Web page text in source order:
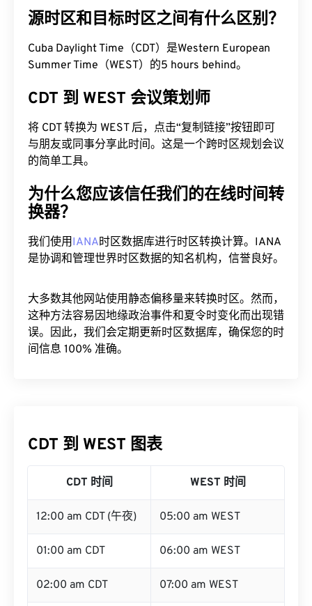
源时区和目标时区之间有什么区别？
Cuba Daylight Time（CDT）是Western European
Summer Time（WEST）的5 hours behind。
CDT 到 WEST 会议策划师
将 CDT 转换为 WEST 后，点击“复制链接”按钮即可
与朋友或同事分享此时间。这是一个跨时区规划会议
的简单工具。
为什么您应该信任我们的在线时间转
换器？
我们使用IANA时区数据库进行时区转换计算。IANA
是协调和管理世界时区数据的知名机构，信誉良好。
大多数其他网站使用静态偏移量来转换时区。然而，
这种方法容易因地缘政治事件和夏令时变化而出现错
误。因此，我们会定期更新时区数据库，确保您的时
间信息 100% 准确。
CDT 到 WEST 图表
CDT 时间 WEST 时间
12:00 am CDT (午夜) 05:00 am WEST
01:00 am CDT 06:00 am WEST
02:00 am CDT 07:00 am WEST